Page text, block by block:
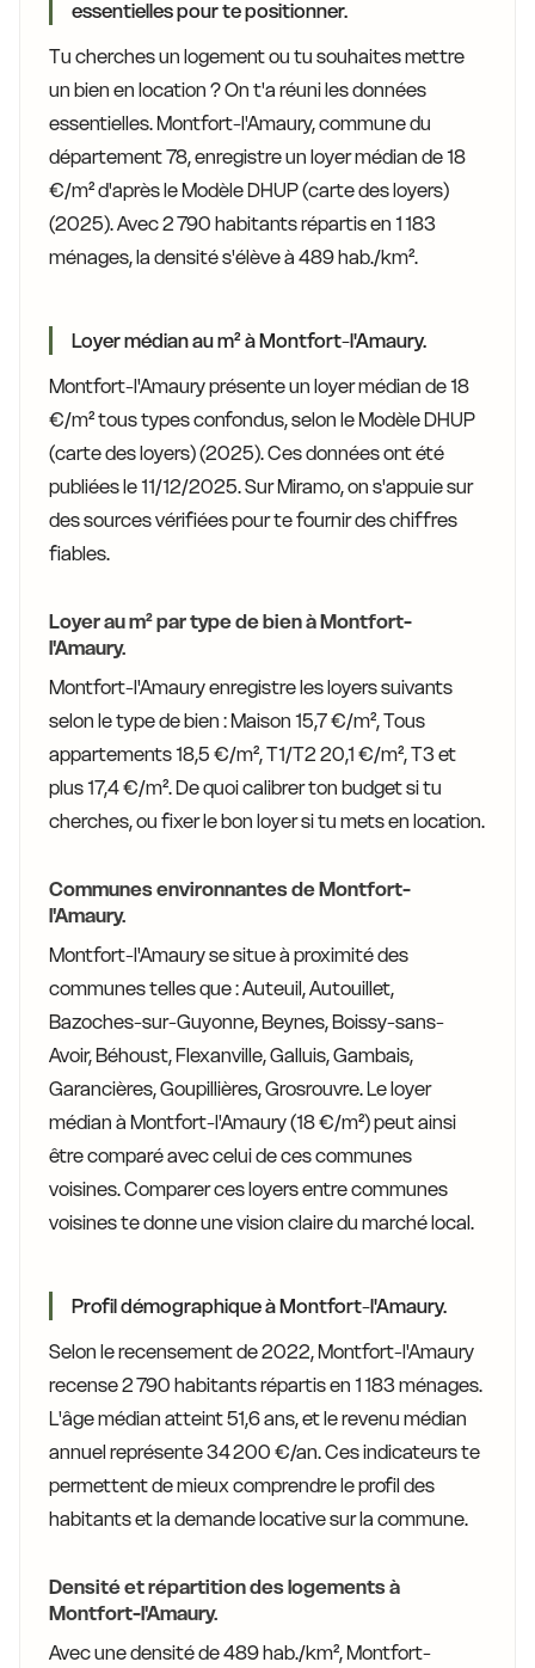
essentielles pour te positionner.
Tu cherches un logement ou tu souhaites mettre
un bien en location ? On t'a réuni les données
essentielles. Montfort-l'Amaury, commune du
département 78, enregistre un loyer médian de 18
€/m² d'après le Modèle DHUP (carte des loyers)
(2025). Avec 2 790 habitants répartis en 1 183
ménages, la densité s'élève à 489 hab./km².
Loyer médian au m² à Montfort-l'Amaury.
Montfort-l'Amaury présente un loyer médian de 18
€/m² tous types confondus, selon le Modèle DHUP
(carte des loyers) (2025). Ces données ont été
publiées le 11/12/2025. Sur Miramo, on s'appuie sur
des sources vérifiées pour te fournir des chiffres
fiables.
Loyer au m² par type de bien à Montfort-
l'Amaury.
Montfort-l'Amaury enregistre les loyers suivants
selon le type de bien : Maison 15,7 €/m², Tous
appartements 18,5 €/m², T1/T2 20,1 €/m², T3 et
plus 17,4 €/m². De quoi calibrer ton budget si tu
cherches, ou fixer le bon loyer si tu mets en location.
Communes environnantes de Montfort-
l'Amaury.
Montfort-l'Amaury se situe à proximité des
communes telles que : Auteuil, Autouillet,
Bazoches-sur-Guyonne, Beynes, Boissy-sans-
Avoir, Béhoust, Flexanville, Galluis, Gambais,
Garancières, Goupillières, Grosrouvre. Le loyer
médian à Montfort-l'Amaury (18 €/m²) peut ainsi
être comparé avec celui de ces communes
voisines. Comparer ces loyers entre communes
voisines te donne une vision claire du marché local.
Profil démographique à Montfort-l'Amaury.
Selon le recensement de 2022, Montfort-l'Amaury
recense 2 790 habitants répartis en 1 183 ménages.
L'âge médian atteint 51,6 ans, et le revenu médian
annuel représente 34 200 €/an. Ces indicateurs te
permettent de mieux comprendre le profil des
habitants et la demande locative sur la commune.
Densité et répartition des logements à
Montfort-l'Amaury.
Avec une densité de 489 hab./km², Montfort-